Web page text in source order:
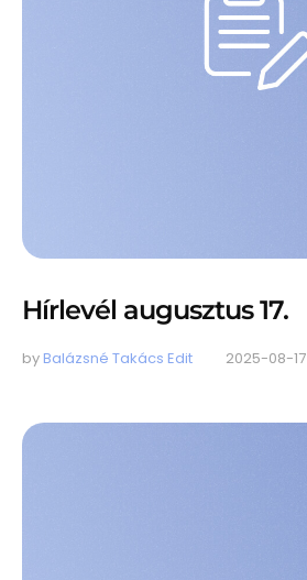
Hírlevél augusztus 17.
by Balázsné Takács Edit 2025-08-17